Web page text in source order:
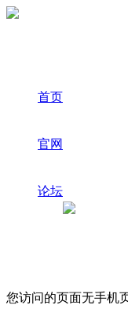
首页
官网
论坛
您访问的页面无手机